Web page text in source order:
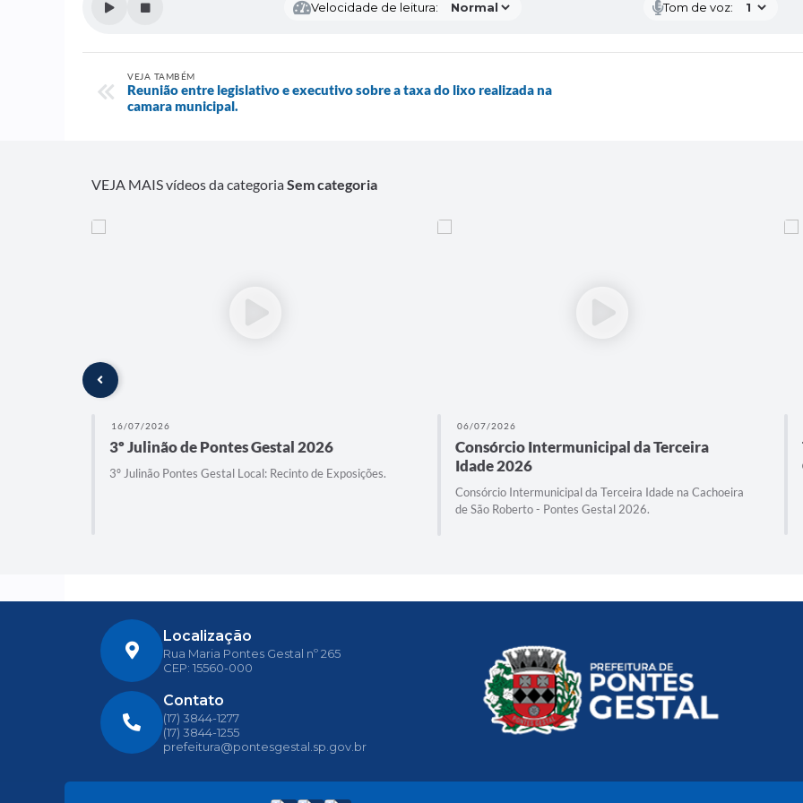
Velocidade de leitura: Tom de voz:
VEJA TAMBÉM
Reunião entre legislativo e executivo sobre a taxa do lixo realizada na
camara municipal.
VEJA MAIS vídeos da categoriaSem categoria
16/07/2026
3º Julinão de Pontes Gestal 2026
3º Julinão Pontes Gestal Local: Recinto de Exposições.
06/07/2026
Consórcio Intermunicipal da Terceira
Idade 2026
Consórcio Intermunicipal da Terceira Idade na Cachoeira
de São Roberto - Pontes Gestal 2026.
Localização
Rua Maria Pontes Gestal nº 265
CEP: 15560-000
Contato
(17) 3844-1277
(17) 3844-1255
prefeitura@pontesgestal.sp.gov.br